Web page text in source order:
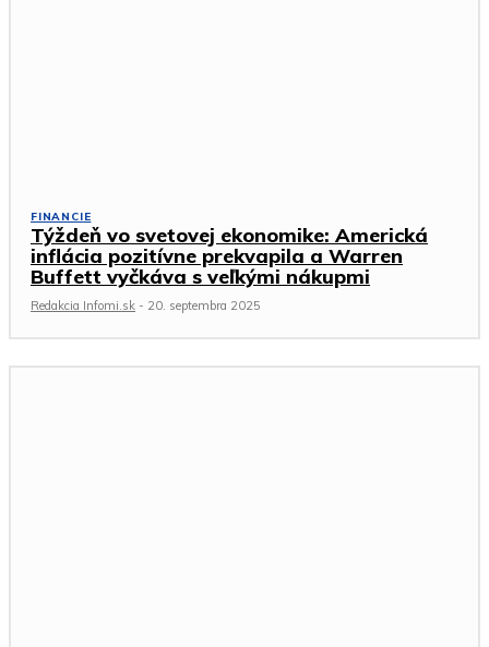
FINANCIE
Týždeň vo svetovej ekonomike: Americká
inflácia pozitívne prekvapila a Warren
Buffett vyčkáva s veľkými nákupmi
Redakcia Infomi.sk - 20. septembra 2025